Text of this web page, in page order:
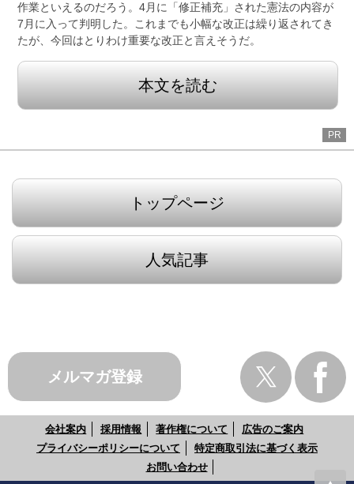
作業といえるのだろう。4月に「修正補充」された憲法の内容が
7月に入って判明した。これまでも小幅な改正は繰り返されてき
たが、今回はとりわけ重要な改正と言えそうだ。
本文を読む
PR
トップページ
人気記事
メルマガ登録
会社案内 採用情報 著作権について
広告のご案内
プライバシーポリシーについて
特定商取引法に基づく表示
お問い合わせ